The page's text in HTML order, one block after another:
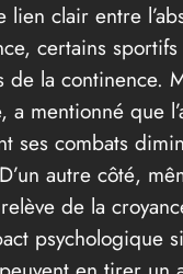
lien clair entre
certains
de la continence.
a mentionné que
ses combats
autre côté,
relève de la
psychologique